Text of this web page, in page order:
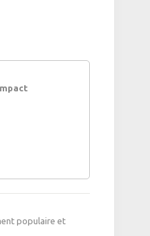
populaire et